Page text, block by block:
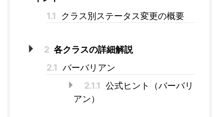
1.1
クラス別ステータス変更の概要
2 各クラスの詳細解説
2.1 バーバリアン
2.1.1 公式ヒント（バーバリ
アン）